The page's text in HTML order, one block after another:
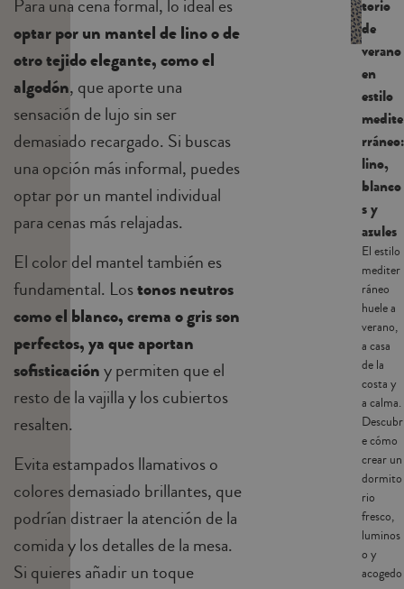
Para una cena formal, lo ideal es
optar por un mantel de lino o de
otro tejido elegante, como el
algodón, que aporte una
sensación de lujo sin ser
demasiado recargado. Si buscas
una opción más informal, puedes
optar por un mantel individual
para cenas más relajadas.
El color del mantel también es
fundamental. Lostonos neutros
como el blanco, crema o gris son
perfectos, ya que aportan
sofisticacióny permiten que el
resto de la vajilla y los cubiertos
resalten.
Evita estampados llamativos o
colores demasiado brillantes, que
podrían distraer la atención de la
comida y los detalles de la mesa.
Si quieres añadir un toque
torio
de
verano
en
estilo
medite
rráneo:
lino,
blanco
s y
azules
El estilo
mediter
ráneo
huele a
verano,
a casa
de la
costa y
a calma.
Descubr
e cómo
crear un
dormito
rio
fresco,
luminos
o y
acogedo